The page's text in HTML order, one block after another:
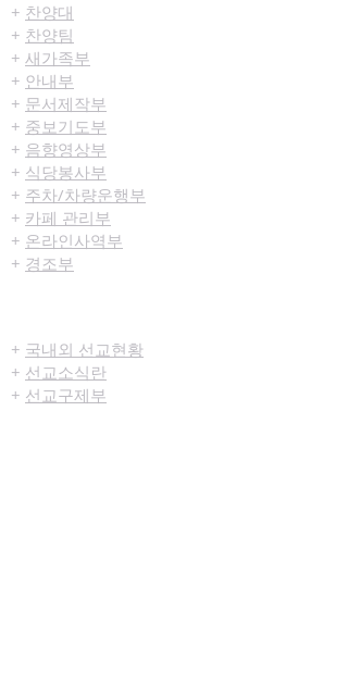
+ 찬양대
+ 찬양팀
+ 새가족부
+ 안내부
+ 문서제작부
+ 중보기도부
+ 음향영상부
+ 식당봉사부
+ 주차/차량운행부
+ 카페 관리부
+ 온라인사역부
+ 경조부
+ 국내외 선교현황
+ 선교소식란
+ 선교구제부